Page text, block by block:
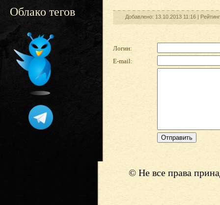
Облако тегов Добавлено: 13.10.2013 11:16 |
Логин:
E-mail:
© Не все права